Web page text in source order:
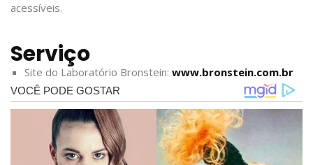
acessíveis.
Serviço
Site do Laboratório Bronstein: www.bronstein.com.br